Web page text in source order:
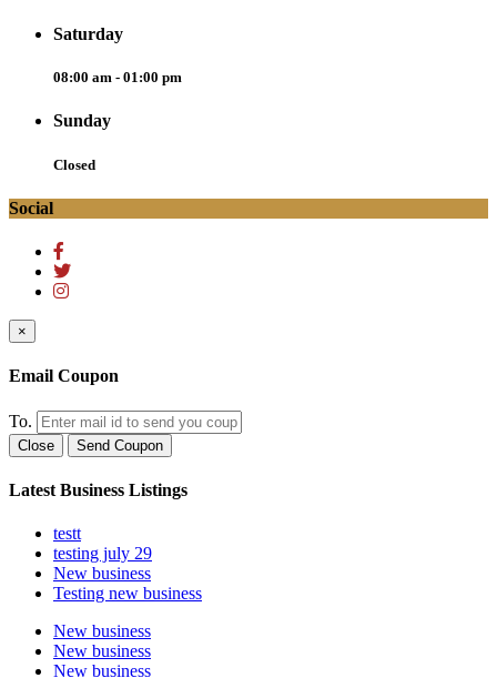
Saturday
08:00 am - 01:00 pm
Sunday
Closed
Social
×
Email Coupon
To.
Close Send Coupon
Latest Business Listings
testt
testing july 29
New business
Testing new business
New business
New business
New business